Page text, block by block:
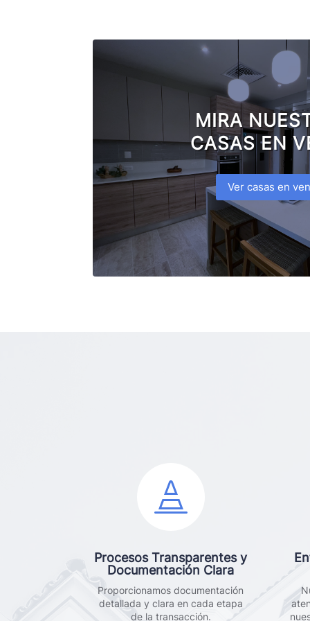
MIRA
CASAS EN
Ver casas en

Procesos Transparentes y
Documentación Clara
Proporcionamos documentación
detallada y clara en cada etapa
de la transacción.